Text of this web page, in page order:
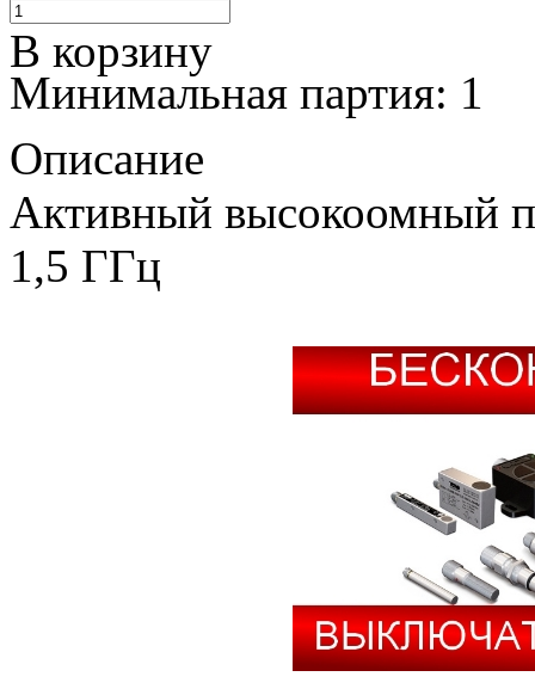
В корзину
Минимальная партия: 1
Описание
Активный высокоомный
1,5 ГГц